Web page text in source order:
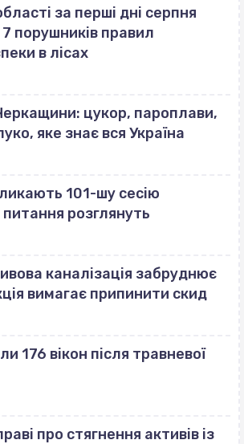
за перші дні серпня
порушників правил
в лісах
цукор, пароплави,
яке знає вся Україна
101-шу сесію
питання розглянуть
каналізація забруднює
вимагає припинити скид
176 вікон після травневої
про стягнення активів із